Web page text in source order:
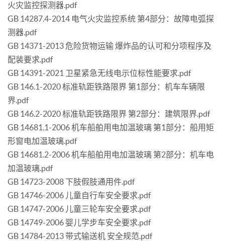
火灾监控探测器.pdf
GB 14287.4-2014 电气火灾监控系统 第4部分：故障电弧探
测器.pdf
GB 14371-2013 危险货物运输 爆炸品的认可和分项程序及
配装要求.pdf
GB 14391-2021 卫星紧急无线电示位标性能要求.pdf
GB 146.1-2020 标准轨距铁路限界 第1部分：机车车辆限
界.pdf
GB 146.2-2020 标准轨距铁路限界 第2部分：建筑限界.pdf
GB 14681.1-2006 机车船舶用电加温玻璃 第1部分：船用矩
形窗电加温玻璃.pdf
GB 14681.2-2006 机车船舶用电加温玻璃 第2部分：机车电
加温玻璃.pdf
GB 14723-2008 下肢假肢通用件.pdf
GB 14746-2006 儿童自行车安全要求.pdf
GB 14747-2006 儿童三轮车安全要求.pdf
GB 14749-2006 婴儿学步车安全要求.pdf
GB 14784-2013 带式输送机 安全规范.pdf